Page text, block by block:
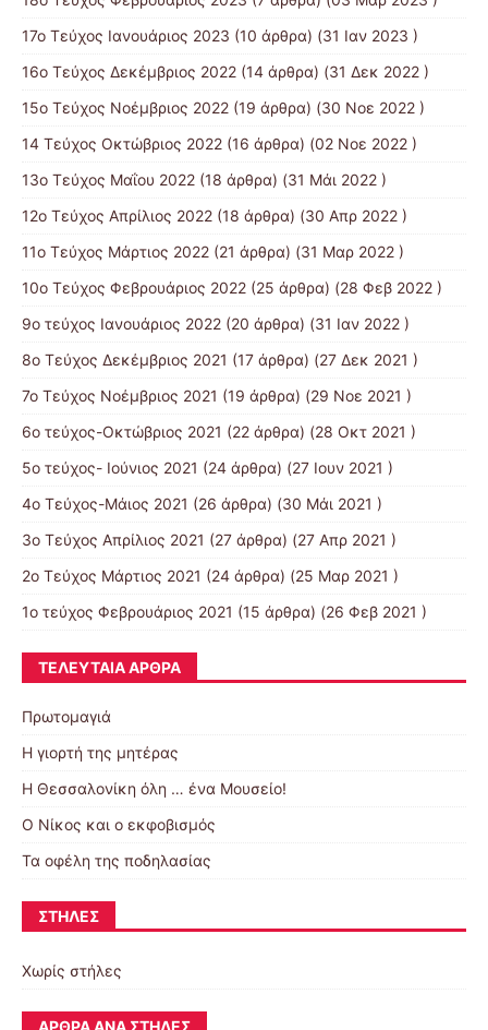
17ο Τεύχος Ιανουάριος 2023 (10 άρθρα) (31 Ιαν 2023 )
16ο Τεύχος Δεκέμβριος 2022 (14 άρθρα) (31 Δεκ 2022 )
15o Τεύχος Νοέμβριος 2022 (19 άρθρα) (30 Νοε 2022 )
14 Tεύχος Οκτώβριος 2022 (16 άρθρα) (02 Νοε 2022 )
13ο Τεύχος Μαΐου 2022 (18 άρθρα) (31 Μάι 2022 )
12ο Τεύχος Απρίλιος 2022 (18 άρθρα) (30 Απρ 2022 )
11o Tεύχος Μάρτιος 2022 (21 άρθρα) (31 Μαρ 2022 )
10o Tεύχος Φεβρουάριος 2022 (25 άρθρα) (28 Φεβ 2022 )
9o τεύχος Ιανουάριος 2022 (20 άρθρα) (31 Ιαν 2022 )
8o Tεύχος Δεκέμβριος 2021 (17 άρθρα) (27 Δεκ 2021 )
7o Τεύχος Νοέμβριος 2021 (19 άρθρα) (29 Νοε 2021 )
6ο τεύχος-Οκτώβριος 2021 (22 άρθρα) (28 Οκτ 2021 )
5ο τεύχος- Ιούνιος 2021 (24 άρθρα) (27 Ιουν 2021 )
4o Tεύχος-Μάιος 2021 (26 άρθρα) (30 Μάι 2021 )
3ο Τεύχος Απρίλιος 2021 (27 άρθρα) (27 Απρ 2021 )
2o Tεύχος Μάρτιος 2021 (24 άρθρα) (25 Μαρ 2021 )
1ο τεύχος Φεβρουάριος 2021 (15 άρθρα) (26 Φεβ 2021 )
ΤΕΛΕΥΤΑΊΑ ΆΡΘΡΑ
Πρωτομαγιά
Η γιορτή της μητέρας
Η Θεσσαλονίκη όλη … ένα Μουσείο!
Ο Νίκος και ο εκφοβισμός
Τα οφέλη της ποδηλασίας
ΣΤΉΛΕΣ
Χωρίς στήλες
ΆΡΘΡΑ ΑΝΆ ΣΤΉΛΕΣ